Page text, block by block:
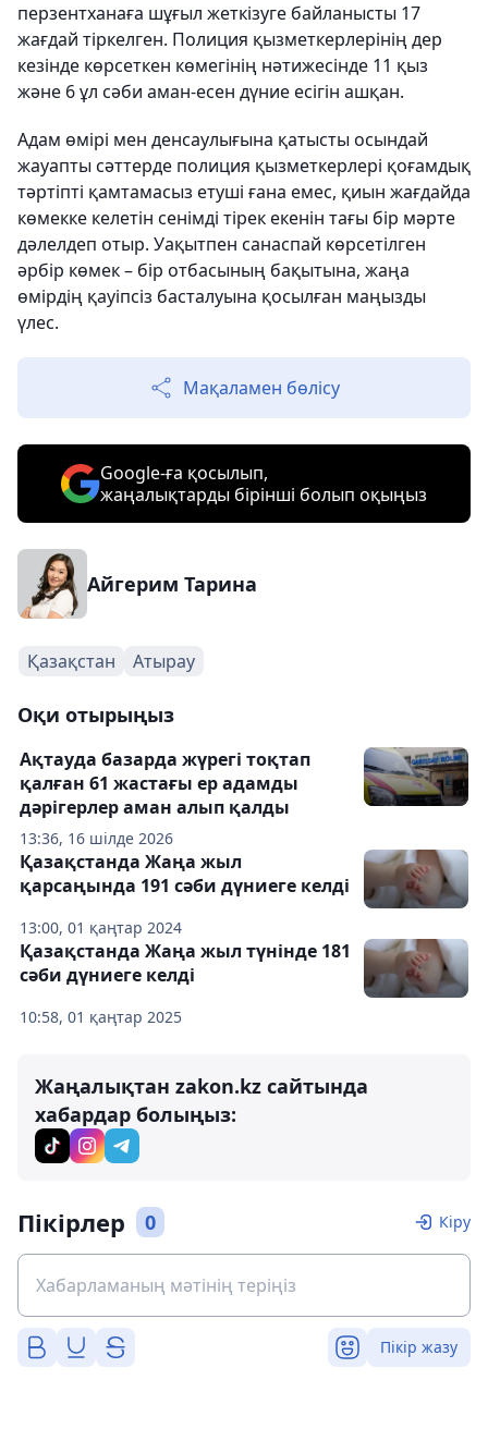
перзентханаға шұғыл жеткізуге байланысты 17
жағдай тіркелген. Полиция қызметкерлерінің дер
кезінде көрсеткен көмегінің нәтижесінде 11 қыз
және 6 ұл сәби аман-есен дүние есігін ашқан.
Адам өмірі мен денсаулығына қатысты осындай
жауапты сәттерде полиция қызметкерлері қоғамдық
тәртіпті қамтамасыз етуші ғана емес, қиын жағдайда
көмекке келетін сенімді тірек екенін тағы бір мәрте
дәлелдеп отыр. Уақытпен санаспай көрсетілген
әрбір көмек – бір отбасының бақытына, жаңа
өмірдің қауіпсіз басталуына қосылған маңызды
үлес.
Мақаламен бөлісу
Google-ға қосылып,
жаңалықтарды бірінші болып оқыңыз
Айгерим Тарина
Қазақстан Атырау
Оқи отырыңыз
13:36, 16 шілде 2026
Ақтауда базарда жүрегі тоқтап
қалған 61 жастағы ер адамды
дәрігерлер аман алып қалды
13:00, 01 қаңтар 2024
Қазақстанда Жаңа жыл
қарсаңында 191 сәби дүниеге келді
10:58, 01 қаңтар 2025
Қазақстанда Жаңа жыл түнінде 181
сәби дүниеге келді
Жаңалықтан zakon.kz сайтында
хабардар болыңыз:
Пікірлер 0 Кіру
Пікір жазу